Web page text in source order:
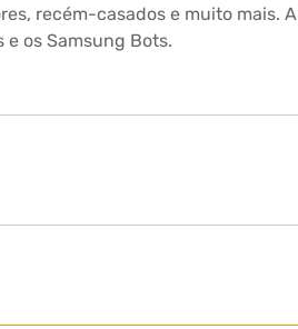
recém-casados e muito mais. A
os Samsung Bots.